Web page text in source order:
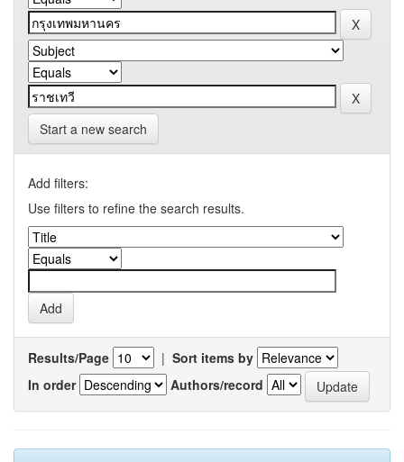
Start a new search
Add filters:
Use filters to refine the search results.
Results/Page | Sort items by
In order
Authors/record